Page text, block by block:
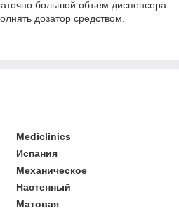
большой объем диспенсера
дозатор средством.
Mediclinics
Испания
Механическое
Настенный
Матовая